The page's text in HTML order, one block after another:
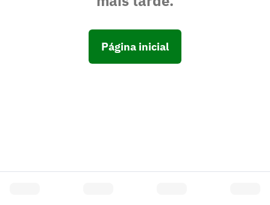
Página inicial